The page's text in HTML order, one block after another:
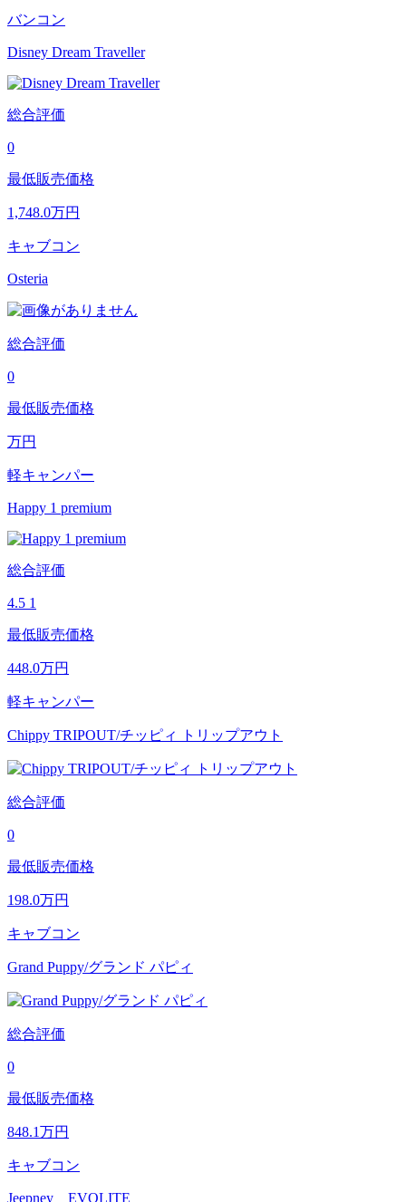
バンコン
Disney Dream Traveller
総合評価
0
最低販売価格
1,748.0万円
キャブコン
Osteria
総合評価
0
最低販売価格
万円
軽キャンパー
Happy 1 premium
総合評価
4.5 1
最低販売価格
448.0万円
軽キャンパー
Chippy TRIPOUT/チッピィ トリップアウト
総合評価
0
最低販売価格
198.0万円
キャブコン
Grand Puppy/グランド パピィ
総合評価
0
最低販売価格
848.1万円
キャブコン
Jeepney EVOLITE